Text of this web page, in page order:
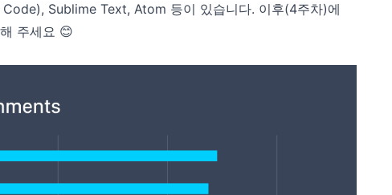
Sublime Text, Atom 등이 있습니다. 이후(4주차)에
주세요 😊